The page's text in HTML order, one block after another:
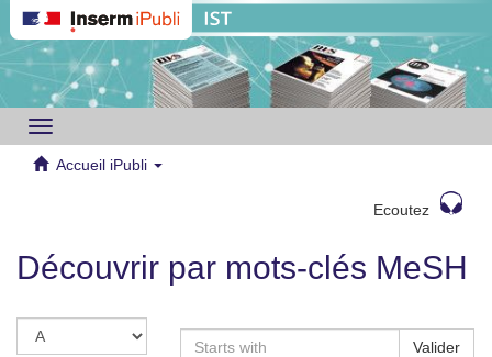
Toggle
navigation
Accueil iPubli
Ecoutez
Découvrir par mots-clés MeSH
Valider